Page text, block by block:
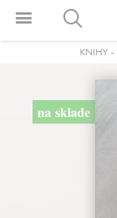
KNIHY -
na sklade